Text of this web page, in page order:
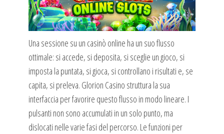
Una sessione su un casinò online ha un suo flusso
ottimale: si accede, si deposita, si sceglie un gioco, si
imposta la puntata, si gioca, si controllano i risultati e, se
capita, si preleva. Glorion Casino struttura la sua
interfaccia per favorire questo flusso in modo lineare. I
pulsanti non sono accumulati in un solo punto, ma
dislocati nelle varie fasi del percorso. Le funzioni per